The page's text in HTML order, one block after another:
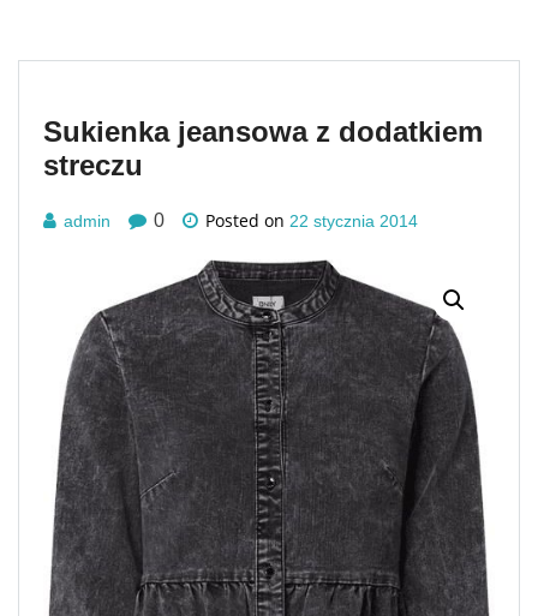
Sukienka jeansowa z dodatkiem
streczu
admin 0 Posted on 22 stycznia 2014